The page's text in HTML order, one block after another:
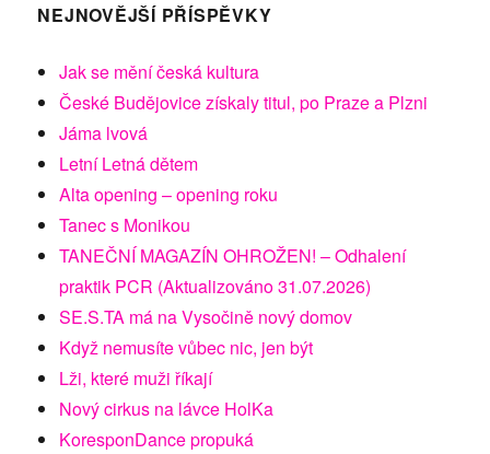
NEJNOVĚJŠÍ PŘÍSPĚVKY
Jak se mění česká kultura
České Budějovice získaly titul, po Praze a Plzni
Jáma lvová
Letní Letná dětem
Alta opening – opening roku
Tanec s Monikou
TANEČNÍ MAGAZÍN OHROŽEN! – Odhalení
praktik PCR (Aktualizováno 31.07.2026)
SE.S.TA má na Vysočině nový domov
Když nemusíte vůbec nic, jen být
Lži, které muži říkají
Nový cirkus na lávce HolKa
KoresponDance propuká